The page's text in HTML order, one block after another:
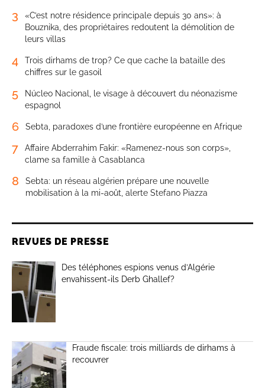
3
«C’est notre résidence principale depuis 30 ans»: à
Bouznika, des propriétaires redoutent la démolition de
leurs villas
4
Trois dirhams de trop? Ce que cache la bataille des
chiffres sur le gasoil
5
Núcleo Nacional, le visage à découvert du néonazisme
espagnol
6 Sebta, paradoxes d’une frontière européenne en Afrique
7
Affaire Abderrahim Fakir: «Ramenez-nous son corps»,
clame sa famille à Casablanca
8
Sebta: un réseau algérien prépare une nouvelle
mobilisation à la mi-août, alerte Stefano Piazza
REVUES DE PRESSE
Des téléphones espions venus d’Algérie
envahissent-ils Derb Ghallef?
Fraude fiscale: trois milliards de dirhams à
recouvrer